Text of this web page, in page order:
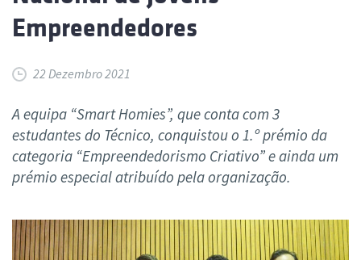
Empreendedores
22 Dezembro 2021
A equipa “Smart Homies”, que conta com 3
estudantes do Técnico, conquistou o 1.º prémio da
categoria “Empreendedorismo Criativo” e ainda um
prémio especial atribuído pela organização.